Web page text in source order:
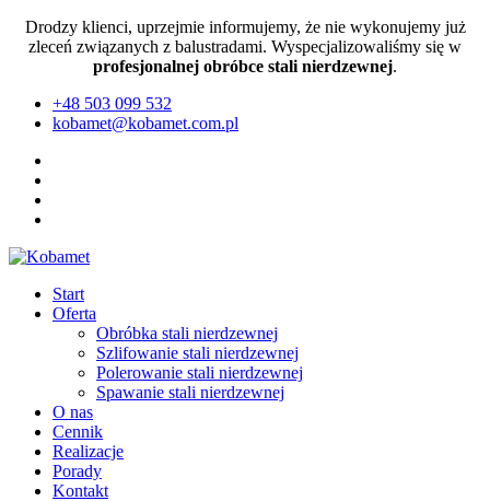
Drodzy klienci, uprzejmie informujemy, że nie wykonujemy już
zleceń związanych z balustradami. Wyspecjalizowaliśmy się w
profesjonalnej obróbce stali nierdzewnej.
+48 503 099 532
kobamet@kobamet.com.pl
Start
Oferta
Obróbka stali nierdzewnej
Szlifowanie stali nierdzewnej
Polerowanie stali nierdzewnej
Spawanie stali nierdzewnej
O nas
Cennik
Realizacje
Porady
Kontakt